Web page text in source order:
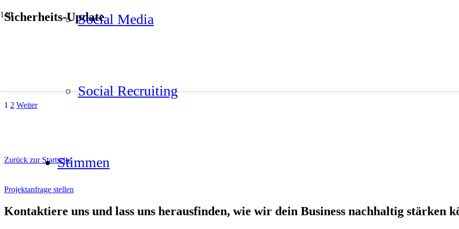
Social Media
Social Recrui­ting
Stim­men
Sicherheits-Update
1 2 Weiter
Zurück zur Startseite
Projektanfrage stellen
Kon­tak­tie­re uns und lass uns her­aus­fin­den, wie wir dein Busi­ness nach­hal­tig stär­ken